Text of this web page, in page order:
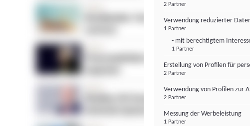
2 Partner
Verwendung reduzierter
1 Partner
- mit berechtigtem
1 Partner
Erstellung von Profilen für
2 Partner
Verwendung von Profilen zur
2 Partner
Messung der Werbeleistung
1 Partner